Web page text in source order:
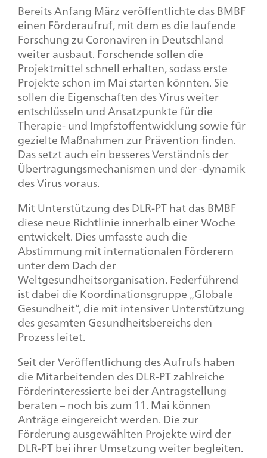
Bereits Anfang März veröffentlichte das BMBF
einen Förderaufruf, mit dem es die laufende
Forschung zu Coronaviren in Deutschland
weiter ausbaut. Forschende sollen die
Projektmittel schnell erhalten, sodass erste
Projekte schon im Mai starten könnten. Sie
sollen die Eigenschaften des Virus weiter
entschlüsseln und Ansatzpunkte für die
Therapie- und Impfstoffentwicklung sowie für
gezielte Maßnahmen zur Prävention finden.
Das setzt auch ein besseres Verständnis der
Übertragungsmechanismen und der -dynamik
des Virus voraus.
Mit Unterstützung des DLR-PT hat das BMBF
diese neue Richtlinie innerhalb einer Woche
entwickelt. Dies umfasste auch die
Abstimmung mit internationalen Förderern
unter dem Dach der
Weltgesundheitsorganisation. Federführend
ist dabei die Koordinationsgruppe „Globale
Gesundheit“, die mit intensiver Unterstützung
des gesamten Gesundheitsbereichs den
Prozess leitet.
Seit der Veröffentlichung des Aufrufs haben
die Mitarbeitenden des DLR-PT zahlreiche
Förderinteressierte bei der Antragstellung
beraten – noch bis zum 11. Mai können
Anträge eingereicht werden. Die zur
Förderung ausgewählten Projekte wird der
DLR-PT bei ihrer Umsetzung weiter begleiten.